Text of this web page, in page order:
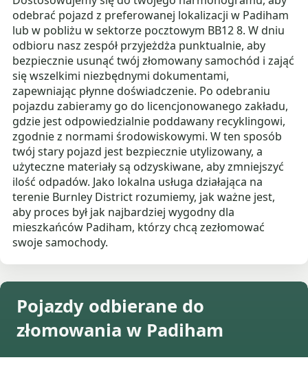
odebrać pojazd z preferowanej lokalizacji w Padiham
lub w pobliżu w sektorze pocztowym BB12 8. W dniu
odbioru nasz zespół przyjeżdża punktualnie, aby
bezpiecznie usunąć twój złomowany samochód i zająć
się wszelkimi niezbędnymi dokumentami,
zapewniając płynne doświadczenie. Po odebraniu
pojazdu zabieramy go do licencjonowanego zakładu,
gdzie jest odpowiedzialnie poddawany recyklingowi,
zgodnie z normami środowiskowymi. W ten sposób
twój stary pojazd jest bezpiecznie utylizowany, a
użyteczne materiały są odzyskiwane, aby zmniejszyć
ilość odpadów. Jako lokalna usługa działająca na
terenie Burnley District rozumiemy, jak ważne jest,
aby proces był jak najbardziej wygodny dla
mieszkańców Padiham, którzy chcą zezłomować
swoje samochody.
Pojazdy odbierane do
złomowania w Padiham